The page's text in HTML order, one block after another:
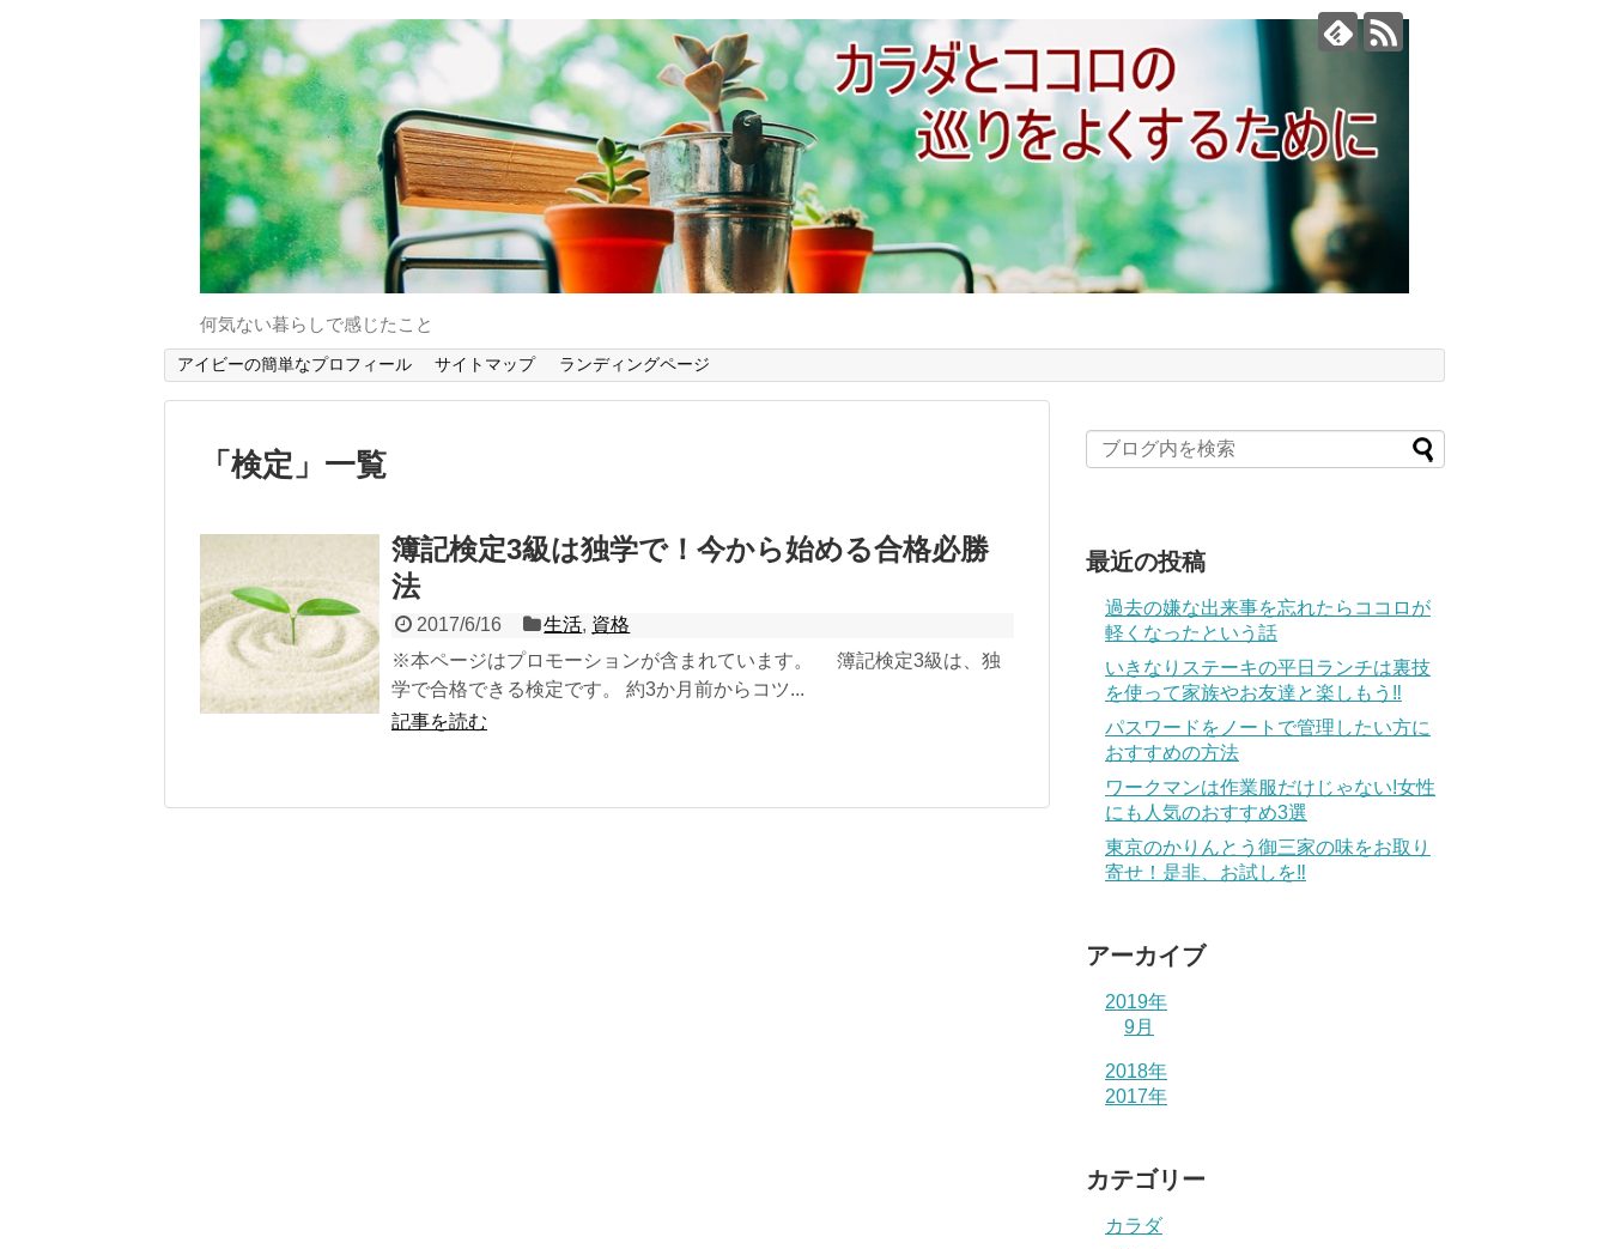
何気ない暮らしで感じたこと
アイビーの簡単なプロフィール サイトマップ ランディングページ
「 検定 」 一覧
簿記検定3級は独学で！今から始める合格必勝
法
2017/6/16 生活, 資格
※本ページはプロモーションが含まれています。 簿記検定3級は、独
学で合格できる検定です。 約3か月前からコツ...
記事を読む
最近の投稿
過去の嫌な出来事を忘れたらココロが
軽くなったという話
いきなりステーキの平日ランチは裏技
を使って家族やお友達と楽しもう‼
パスワードをノートで管理したい方に
おすすめの方法
ワークマンは作業服だけじゃない!女性
にも人気のおすすめ3選
東京のかりんとう御三家の味をお取り
寄せ！是非、お試しを‼
アーカイブ
2019年
9月
2018年
2017年
カテゴリー
カラダ